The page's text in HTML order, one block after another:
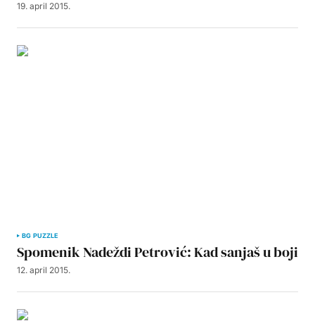
19. april 2015.
BG PUZZLE
Spomenik Nadeždi Petrović: Kad sanjaš u boji
12. april 2015.